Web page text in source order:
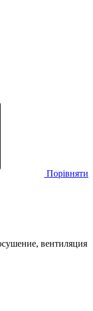
Порівняти
вентиляция